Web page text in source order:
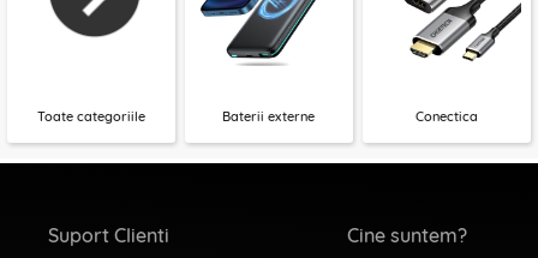
Toate categoriile Baterii externe Conectica
Suport Clienti Cine suntem?